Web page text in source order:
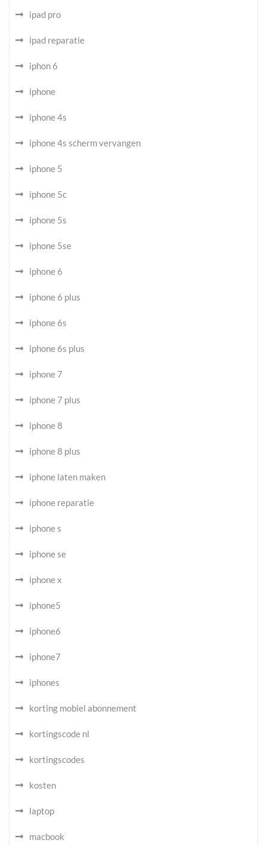
ipad pro
ipad reparatie
iphon 6
iphone
iphone 4s
iphone 4s scherm vervangen
iphone 5
iphone 5c
iphone 5s
iphone 5se
iphone 6
iphone 6 plus
iphone 6s
iphone 6s plus
iphone 7
iphone 7 plus
iphone 8
iphone 8 plus
iphone laten maken
iphone reparatie
iphone s
iphone se
iphone x
iphone5
iphone6
iphone7
iphones
korting mobiel abonnement
kortingscode nl
kortingscodes
kosten
laptop
macbook